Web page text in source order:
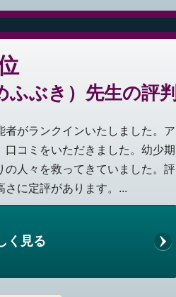
ふぶき）先生の評判
がランクインいたしました。ア
コミをいただきました。幼少期
の人々を救ってきていました。評
さに定評があります。...
く見る